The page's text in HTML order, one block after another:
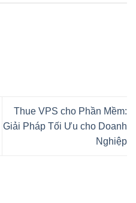
Thue VPS cho Phần Mềm:
Giải Pháp Tối Ưu cho Doanh
Nghiệp